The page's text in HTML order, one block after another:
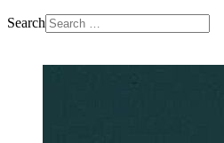
Search